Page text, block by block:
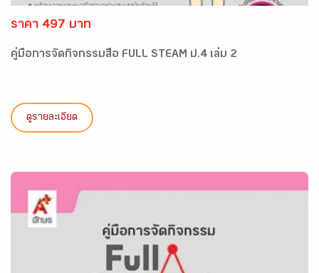
ราคา 497 บาท
คู่มือการจัดกิจกรรมสื่อ FULL STEAM ป.4 เล่ม 2
ดูรายละเอียด